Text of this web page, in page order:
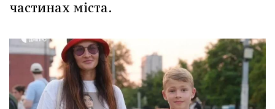
частинах міста.